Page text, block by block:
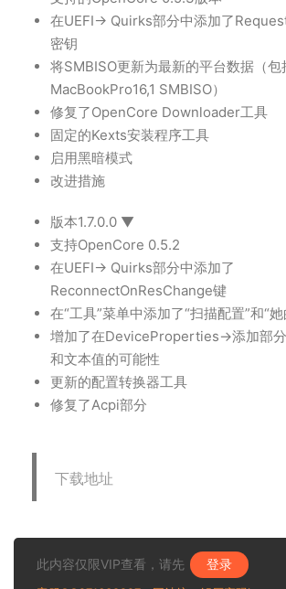
在UEFI-> Quirks部分中添加了
密钥
将SMBISO更新为最新的平台数据（包
MacBookPro16,1 SMBISO）
修复了OpenCore Downloader工具
固定的Kexts安装程序工具
启用黑暗模式
改进措施
版本1.7.0.0 ▼
支持OpenCore 0.5.2
在UEFI-> Quirks部分中添加了
ReconnectOnResChange键
在“工具”菜单中添加了“扫描配置”和“
增加了在DeviceProperties->添加部
和文本值的可能性
更新的配置转换器工具
修复了Acpi部分
下载地址
此内容仅限VIP查看，请先 登录